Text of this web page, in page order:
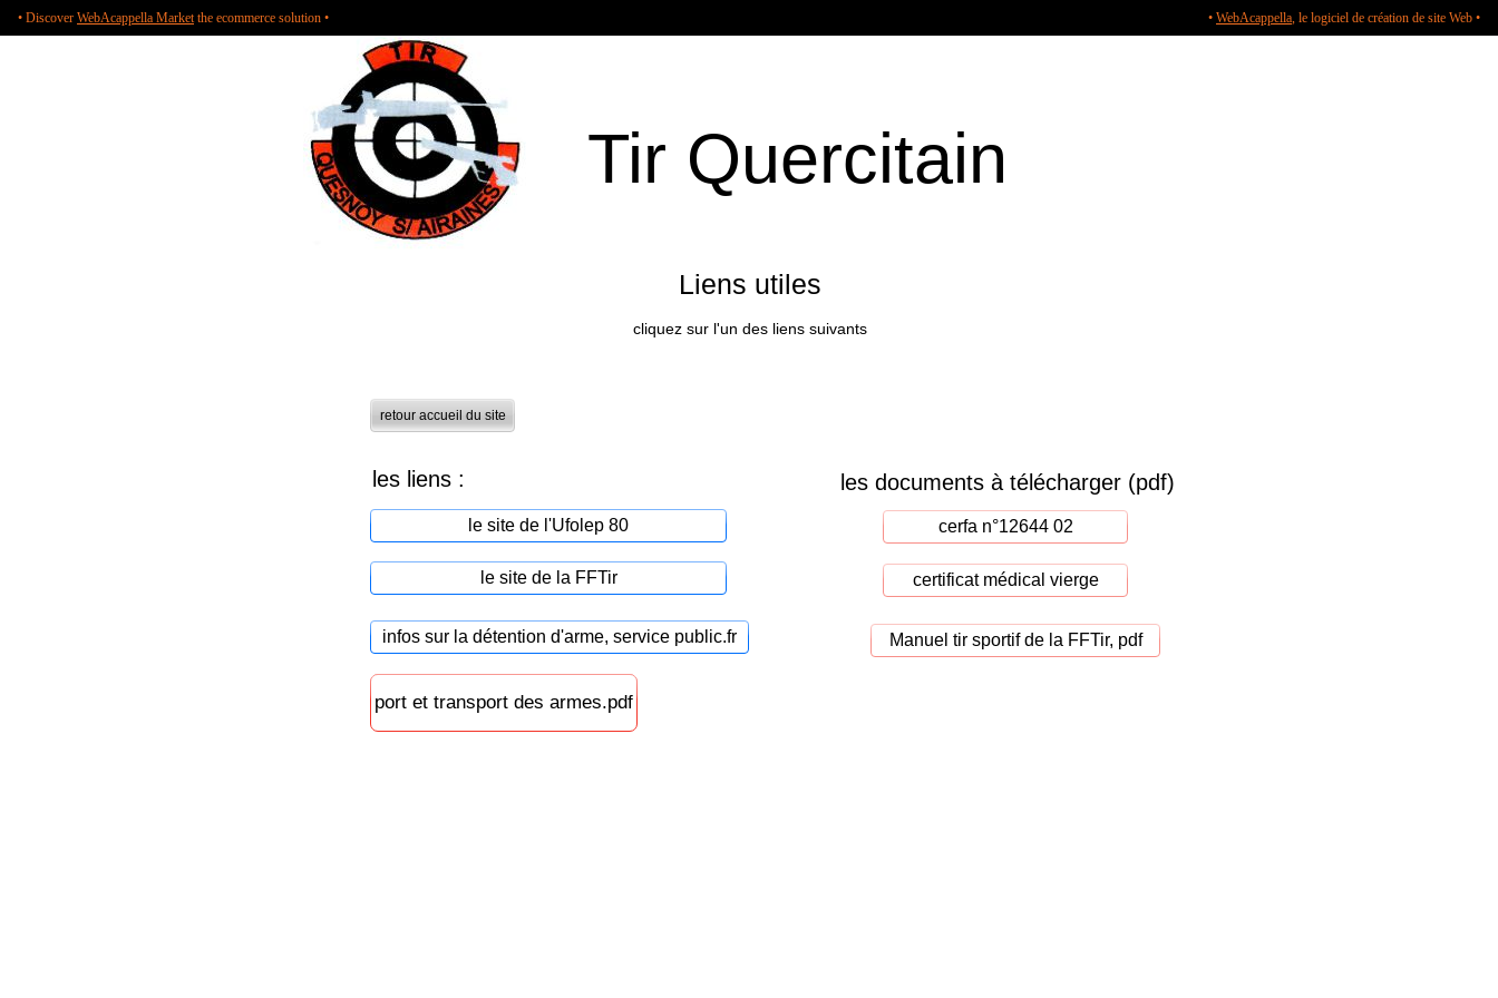
• Discover WebAcappella Marketthe ecommerce solution • • WebAcappella, le logiciel de création de site Web •
Manuel tir sportif de la FFTir, pdf
port et transport des armes.pdf
certificat médical vierge
les documents à télécharger (pdf)
les liens :
cerfa n°12644 02
retour accueil du site
cliquez sur l'un des liens suivants
infos sur la détention d'arme, service public.fr
le site de la FFTir
le site de l'Ufolep 80
Tir Quercitain
Liens utiles